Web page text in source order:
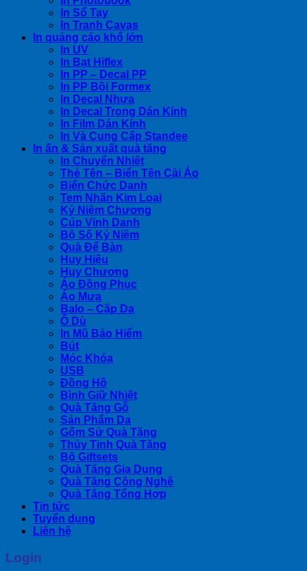
In Sổ Tay
In Tranh Cavas
In quảng cáo khổ lớn
In UV
In Bạt Hiflex
In PP – Decal PP
In PP Bồi Formex
In Decal Nhựa
In Decal Trong Dán Kính
In Film Dán Kính
In Và Cung Cấp Standee
In ấn & Sản xuất quà tặng
In Chuyển Nhiệt
Thẻ Tên – Biển Tên Cài Áo
Biển Chức Danh
Tem Nhãn Kim Loại
Kỷ Niệm Chương
Cúp Vinh Danh
Bộ Số Kỷ Niệm
Quà Để Bàn
Huy Hiệu
Huy Chương
Áo Đồng Phục
Áo Mưa
Balo – Cặp Da
Ô Dù
In Mũ Bảo Hiểm
Bút
Móc Khóa
USB
Đồng Hồ
Bình Giữ Nhiệt
Quà Tặng Gỗ
Sản Phẩm Da
Gốm Sứ Quà Tặng
Thủy Tinh Quà Tặng
Bộ Giftsets
Quà Tặng Gia Dụng
Quà Tặng Công Nghệ
Quà Tặng Tổng Hợp
Tin tức
Tuyển dụng
Liên hệ
Login